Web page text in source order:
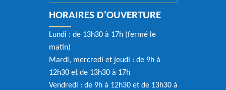
HORAIRES D'OUVERTURE
Lundi : de 13h30 à 17h (fermé le
matin)
Mardi, mercredi et jeudi : de 9h à
12h30 et de 13h30 à 17h
Vendredi : de 9h à 12h30 et de 13h30 à